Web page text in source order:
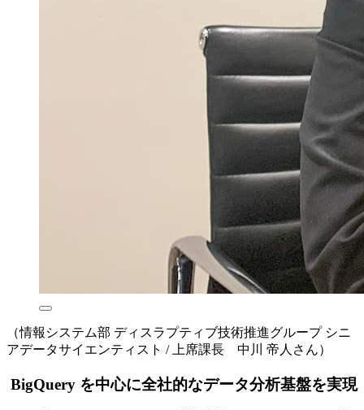
（情報システム部 ディスラプティブ技術推進グループ シニ
アデータサイエンティスト / 上席課長 中川 帝人さん）
BigQuery を中心に全社的なデータ分析基盤を実現